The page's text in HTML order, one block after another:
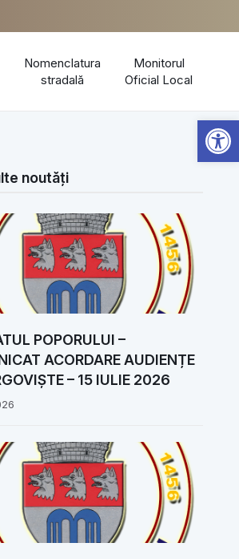
Nomenclatura
stradală
Monitorul
Oficial Local
noutăți
POPORULUI –
ACORDARE AUDIENȚE
– 15 IULIE 2026